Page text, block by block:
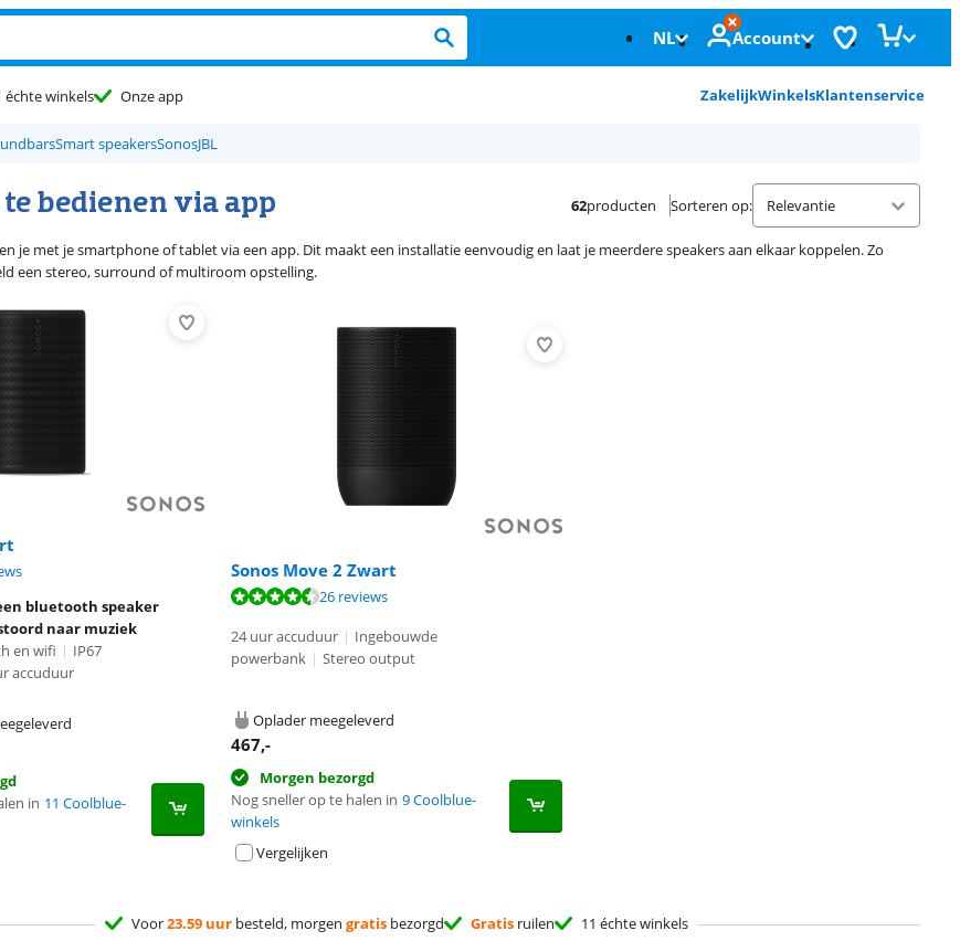
NL Account
échte winkels Onze app ZakelijkWinkelsKlantenservice
Smart speakersSonosJBL
te bedienen via app 62producten Sorteren op:
je met je smartphone of tablet via een app. Dit maakt een installatie eenvoudig en laat je meerdere speakers aan elkaar koppelen. Zo
een stereo, surround of multiroom opstelling.
de 10, gebaseerd op 4 reviews.
bluetooth speaker
naar muziek
en wifi | IP67
accuduur
in 11 Coolblue-
Sonos Move 2 Zwart
26 reviews
24 uur accuduur | Ingebouwde
powerbank | Stereo output
Oplader meegeleverd
467,-
Morgen bezorgd
Nog sneller op te halen in 9 Coolblue-
winkels
Vergelijken
Voor23.59 uur besteld, morgen gratis bezorgd Gratis ruilen 11 échte winkels